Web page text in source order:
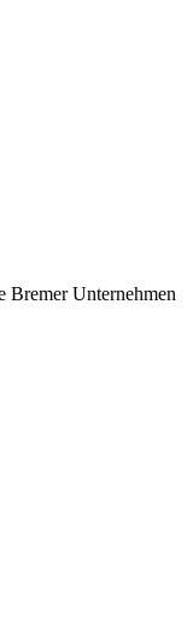
Bremer Unternehmen